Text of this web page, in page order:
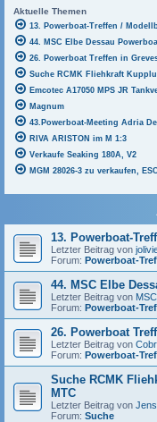
Aktuelle Themen
13. Powerboat-Treffen /
44. MSC Elbe Dessau
26. Powerboat Treffen in
Suche RCMK Fliehkraft
Emcotec A17050 MPS JR
Magnum
43.Powerboat-Meeting Adria
RIVA ARISTON im M 1:3
Verkaufe Seaking 180A, V2
MGM 28026-3 zu verkaufen, ESC
13. Powerboat-
Letzter Beitrag von
Forum: Powerboat-
44. MSC Elbe
Letzter Beitrag von
Forum: Powerboat-
26. Powerboat
Letzter Beitrag von
Forum: Powerboat-
Suche RCMK
MTC
Letzter Beitrag von
Forum: Suche